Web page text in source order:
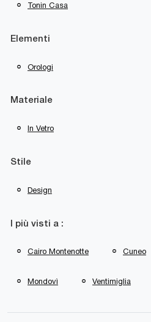
Tonin Casa
Elementi
Orologi
Materiale
In Vetro
Stile
Design
I più visti a :
Cairo Montenotte Cuneo
Mondovì Ventimiglia